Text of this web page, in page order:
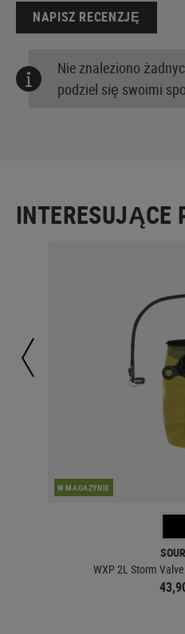
NAPISZ RECENZJĘ
Nie znaleziono
podziel się swoimi
INTERESUJĄCE
W MAGAZYNIE
WXP 2L Storm